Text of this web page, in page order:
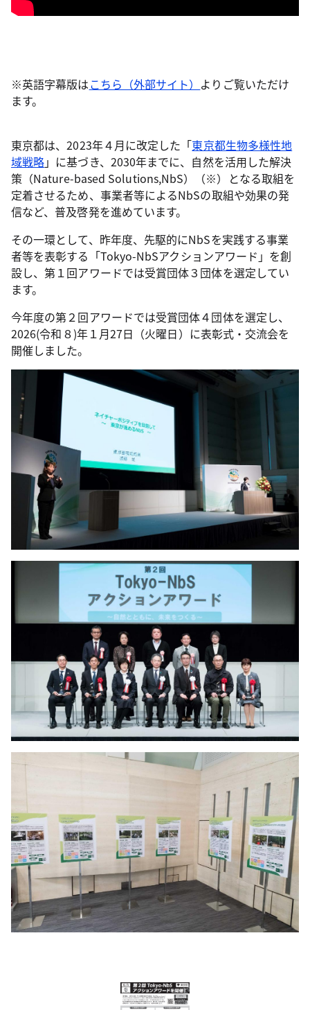
※英語字幕版はこちら（外部サイト） よりご覧いただけ
ます。
東京都は、2023年４月に改定した「東京都生物多様性地
域戦略」に基づき、2030年までに、自然を活用した解決
策（Nature-based Solutions,NbS）（※）となる取組を
定着させるため、事業者等によるNbSの取組や効果の発
信など、普及啓発を進めています。
その一環として、昨年度、先駆的にNbSを実践する事業
者等を表彰する「Tokyo-NbSアクションアワード」を創
設し、第１回アワードでは受賞団体３団体を選定してい
ます。
今年度の第２回アワードでは受賞団体４団体を選定し、
2026(令和８)年１月27日（火曜日）に表彰式・交流会を
開催しました。